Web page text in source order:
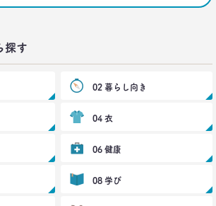
っていく日本人｣の実態と背景事情
現金派｣という男女3人が語る理由
探す
02 暮らし向き
04 衣
06 健康
08 学び